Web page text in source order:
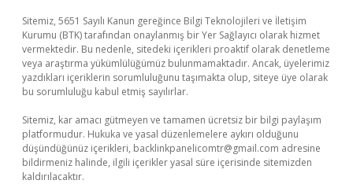
Sitemiz, 5651 Sayılı Kanun gereğince Bilgi Teknolojileri ve İletişim
Kurumu (BTK) tarafından onaylanmış bir Yer Sağlayıcı olarak hizmet
vermektedir. Bu nedenle, sitedeki içerikleri proaktif olarak denetleme
veya araştırma yükümlülüğümüz bulunmamaktadır. Ancak, üyelerimiz
yazdıkları içeriklerin sorumluluğunu taşımakta olup, siteye üye olarak
bu sorumluluğu kabul etmiş sayılırlar.
Sitemiz, kar amacı gütmeyen ve tamamen ücretsiz bir bilgi paylaşım
platformudur. Hukuka ve yasal düzenlemelere aykırı olduğunu
düşündüğünüz içerikleri, backlinkpanelicomtr@gmail.com adresine
bildirmeniz halinde, ilgili içerikler yasal süre içerisinde sitemizden
kaldırılacaktır.